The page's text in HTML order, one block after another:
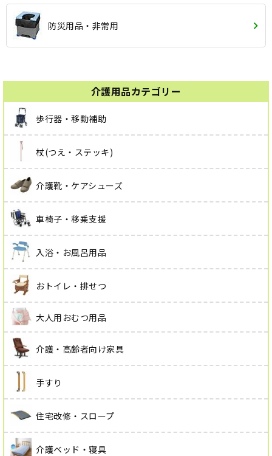
介護用品カテゴリー
歩行器・移動補助
杖(つえ・ステッキ)
介護靴・ケアシューズ
車椅子・移乗支援
入浴・お風呂用品
おトイレ・排せつ
大人用おむつ用品
介護・高齢者向け家具
手すり
住宅改修・スロープ
介護ベッド・寝具
防災用品・非常用